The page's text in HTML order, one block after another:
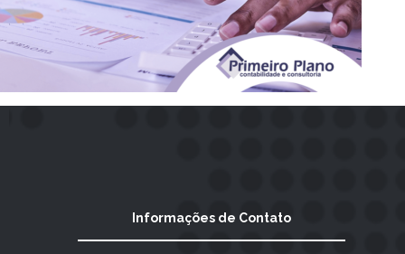
Informações de Contato